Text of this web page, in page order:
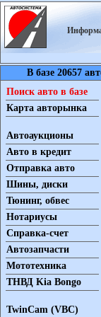
В базе 20657
Поиск авто в базе
Карта авторынка
Автоаукционы
Авто в кредит
Отправка авто
Шины, диски
Тюнинг, обвес
Нотариусы
Справка-счет
Автозапчасти
Мототехника
ТНВД Kia Bongo
TwinCam (VBC)